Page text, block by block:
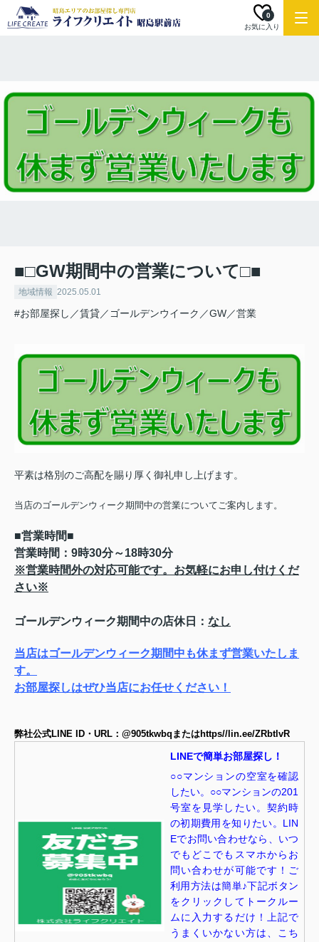
お気に入り
0
■□GW期間中の営業について□■
地域情報 2025.05.01
#お部屋探し／賃貸／ゴールデンウイーク／GW／営業
平素は格別のご高配を賜り厚く御礼申し上げます。
当店のゴールデンウィーク期間中の営業についてご案内します。
■営業時間■
営業時間：9時30分～18時30分
※営業時間外の対応可能です。お気軽にお申し付けくだ
さい※
ゴールデンウィーク期間中の店休日： なし
当店はゴールデンウィーク期間中も休まず営業いたしま
す。
お部屋探しはぜひ当店にお任せください！
弊社公式LINE ID・URL：@905tkwbqまたはhttps//lin.ee/ZRbtlvR
LINEで簡単お部屋探し！
○○マンションの空室を確認
したい。○○マンションの201
号室を見学したい。契約時
の初期費用を知りたい。LIN
Eでお問い合わせなら、いつ
でもどこでもスマホからお
問い合わせが可能です！ご
利用方法は簡単♪下記ボタン
をクリックしてトークルー
ムに入力するだけ！上記で
うまくいかない方は、こち